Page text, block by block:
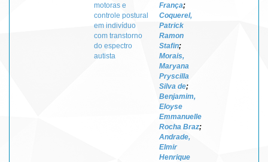
motoras e
controle postural
em indivíduo
com transtorno
do espectro
autista
França;
Coquerel,
Patrick
Ramon
Stafin;
Morais,
Maryana
Pryscilla
Silva de;
Benjamim,
Eloyse
Emmanuelle
Rocha Braz;
Andrade,
Elmir
Henrique